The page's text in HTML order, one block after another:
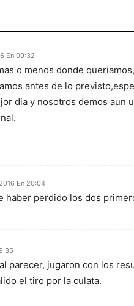
En 09:32
o menos donde
antes de lo
dia y nosotros demos aun
En 20:04
haber perdido los dos
parecer, jugaron con los
el tiro por la culata.